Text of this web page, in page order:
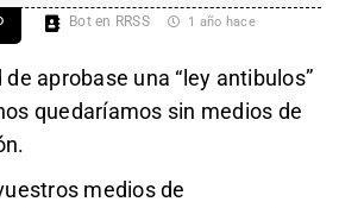
Bot en RRSS 1 año hace
de aprobase una “ley antibulos”
quedaríamos sin medios de
medios de